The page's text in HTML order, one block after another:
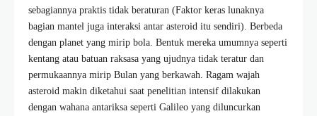
sebagiannya praktis tidak beraturan (Faktor keras lunaknya
bagian mantel juga interaksi antar asteroid itu sendiri). Berbeda
dengan planet yang mirip bola. Bentuk mereka umumnya seperti
kentang atau batuan raksasa yang ujudnya tidak teratur dan
permukaannya mirip Bulan yang berkawah. Ragam wajah
asteroid makin diketahui saat penelitian intensif dilakukan
dengan wahana antariksa seperti Galileo yang diluncurkan